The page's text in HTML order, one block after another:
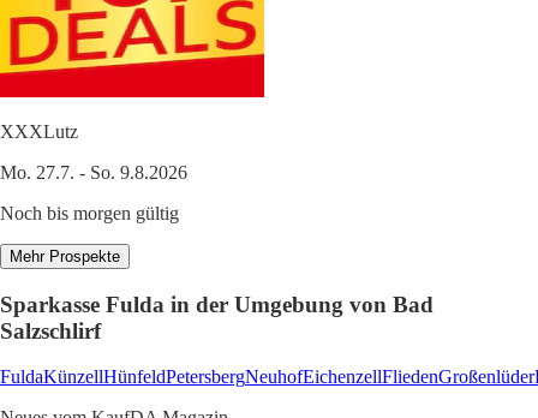
XXXLutz
Mo. 27.7. - So. 9.8.2026
Noch bis morgen gültig
Mehr Prospekte
Sparkasse Fulda in der Umgebung von Bad
Salzschlirf
FuldaKünzellHünfeldPetersbergNeuhofEichenzellFliedenGroßenlüder